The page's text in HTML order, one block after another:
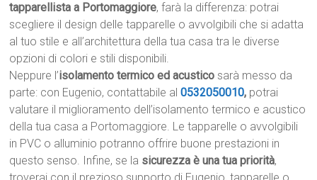
tapparellista a Portomaggiore, farà la differenza: potrai
scegliere il design delle tapparelle o avvolgibili che si adatta
al tuo stile e all’architettura della tua casa tra le diverse
opzioni di colori e stili disponibili.
Neppure l’isolamento termico ed acustico sarà messo da
parte: con Eugenio, contattabile al0532050010, potrai
valutare il miglioramento dell’isolamento termico e acustico
della tua casa a Portomaggiore. Le tapparelle o avvolgibili
in PVC o alluminio potranno offrire buone prestazioni in
questo senso. Infine, se la sicurezza è una tua priorità,